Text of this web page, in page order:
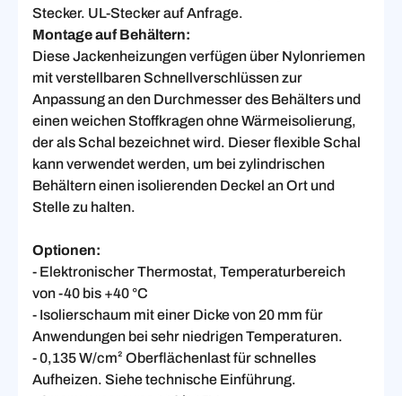
Stecker. UL-Stecker auf Anfrage.
Montage auf Behältern:
Diese Jackenheizungen verfügen über Nylonriemen
mit verstellbaren Schnellverschlüssen zur
Anpassung an den Durchmesser des Behälters und
einen weichen Stoffkragen ohne Wärmeisolierung,
der als Schal bezeichnet wird. Dieser flexible Schal
kann verwendet werden, um bei zylindrischen
Behältern einen isolierenden Deckel an Ort und
Stelle zu halten.
Optionen:
- Elektronischer Thermostat, Temperaturbereich
von -40 bis +40 °C
- Isolierschaum mit einer Dicke von 20 mm für
Anwendungen bei sehr niedrigen Temperaturen.
- 0,135 W/cm² Oberflächenlast für schnelles
Aufheizen. Siehe technische Einführung.